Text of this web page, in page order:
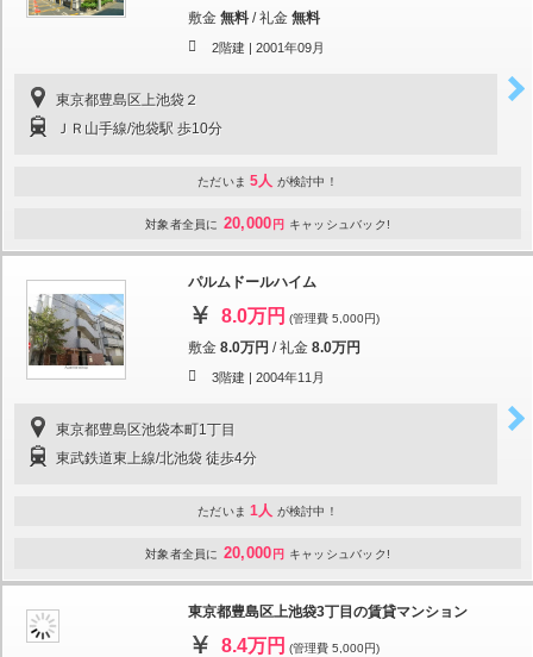
敷金 無料 /礼金 無料
2階建 | 2001年09月
東京都豊島区上池袋２
ＪＲ山手線/池袋駅 歩10分
ただいま 5人 が検討中！
対象者全員に 20,000 円 キャッシュバック!
パルムドールハイム
8.0万円 (管理費 5,000円)
敷金 8.0万円 /礼金 8.0万円
3階建 | 2004年11月
東京都豊島区池袋本町1丁目
東武鉄道東上線/北池袋 徒歩4分
ただいま 1人 が検討中！
対象者全員に 20,000 円 キャッシュバック!
東京都豊島区上池袋3丁目の賃貸マンション
8.4万円 (管理費 5,000円)